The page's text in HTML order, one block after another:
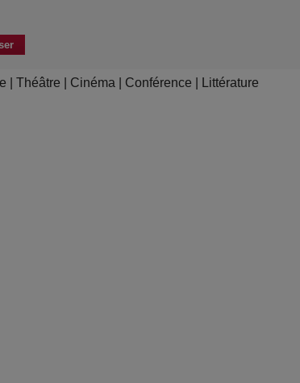
Théâtre Cinéma Conférence Littérature